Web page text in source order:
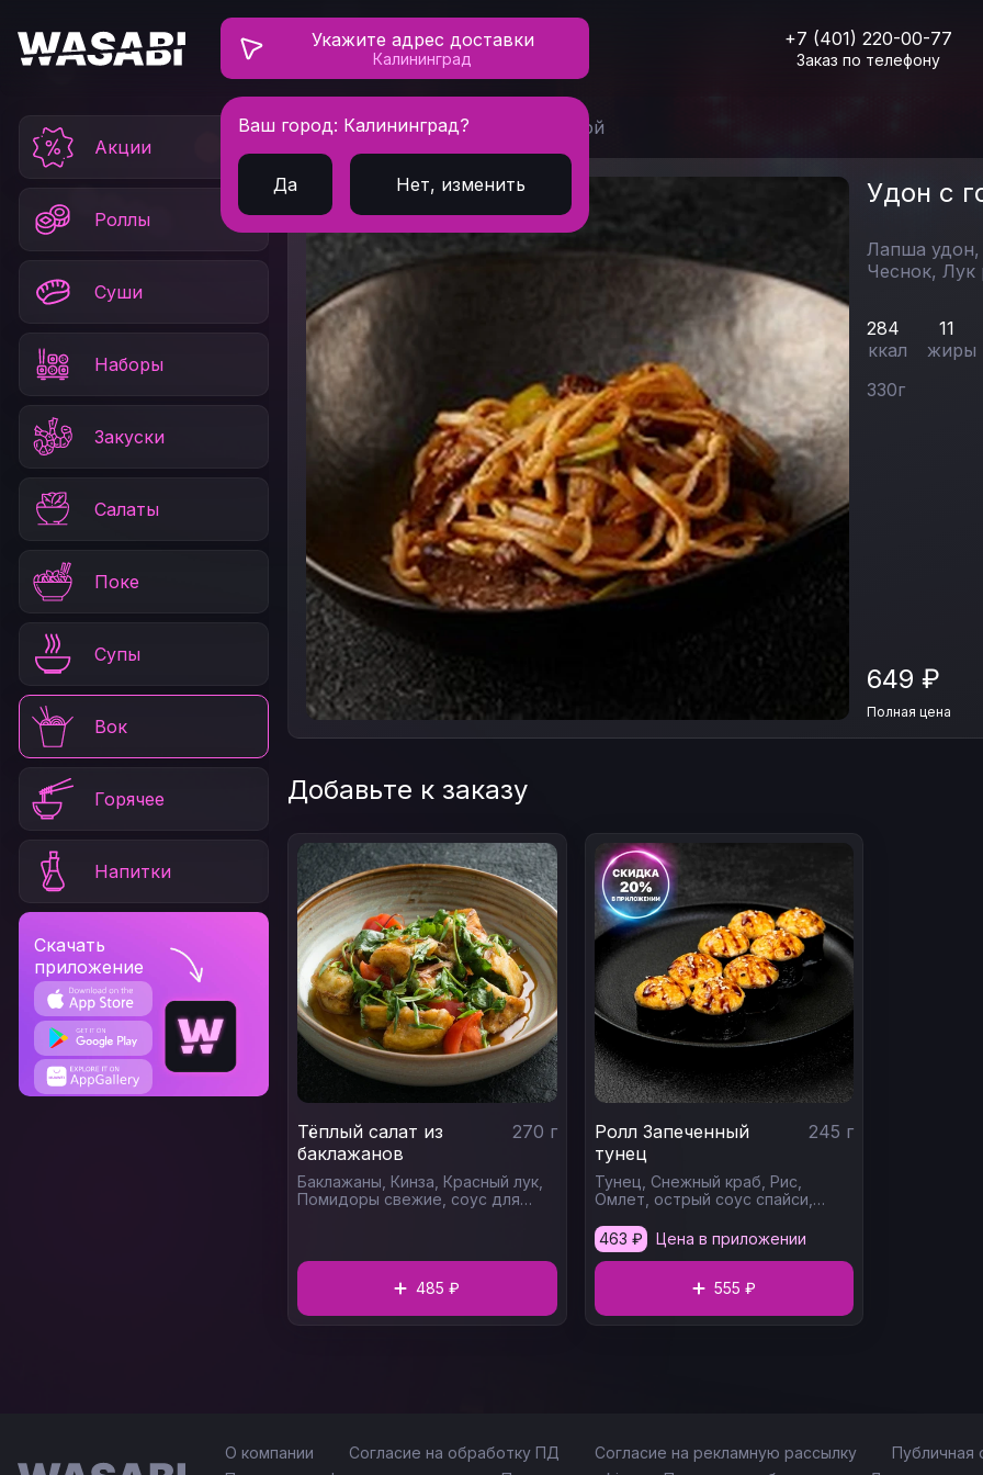
Укажите адрес доставки
Калининград
Ваш город: Калининград?
Да Нет, изменить
+7 (401) 220-00-77
Заказ по телефону
Акции
Роллы
Суши
Наборы
Закуски
Салаты
Поке
Супы
Вок
Горячее
Напитки
Скачать
приложение
Главная Вок Удон с говядиной
Удон с
Лапша
Чеснок,Лук
284
ккал
11
жиры
330г
649₽
Полная цена
Добавьте к заказу
Тёплый салат из
баклажанов
270 г
Баклажаны, Кинза, Красный лук,
Помидоры свежие, соус для
485 ₽
Ролл Запеченный
тунец
245 г
Тунец, Снежный краб, Рис,
Омлет, острый соус спайси,
463 ₽ Цена в приложении
555 ₽
О компании Согласие на обработку ПД Согласие на рекламную рассылку
Публичная